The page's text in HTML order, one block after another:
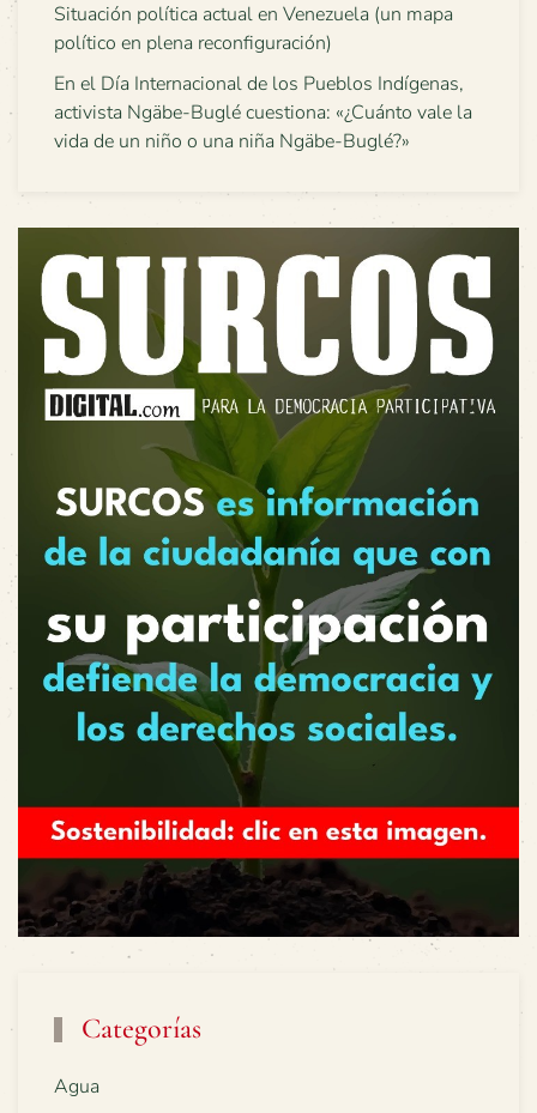
Situación política actual en Venezuela (un mapa
político en plena reconfiguración)
En el Día Internacional de los Pueblos Indígenas,
activista Ngäbe-Buglé cuestiona: «¿Cuánto vale la
vida de un niño o una niña Ngäbe-Buglé?»
Categorías
Agua